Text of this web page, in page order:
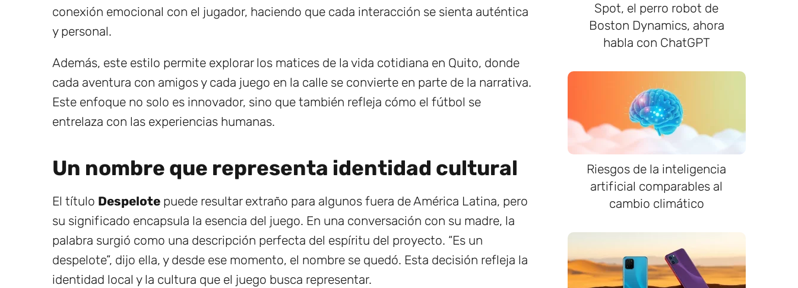
conexión emocional con el jugador, haciendo que cada interacción se sienta auténtica
y personal.
Además, este estilo permite explorar los matices de la vida cotidiana en Quito, donde
cada aventura con amigos y cada juego en la calle se convierte en parte de la narrativa.
Este enfoque no solo es innovador, sino que también refleja cómo el fútbol se
entrelaza con las experiencias humanas.
Un nombre que representa identidad cultural
El título Despelote puede resultar extraño para algunos fuera de América Latina, pero
su significado encapsula la esencia del juego. En una conversación con su madre, la
palabra surgió como una descripción perfecta del espíritu del proyecto. “Es un
despelote”, dijo ella, y desde ese momento, el nombre se quedó. Esta decisión refleja la
identidad local y la cultura que el juego busca representar.
Spot, el perro robot de
Boston Dynamics, ahora
habla con ChatGPT
Riesgos de la inteligencia
artificial comparables al
cambio climático